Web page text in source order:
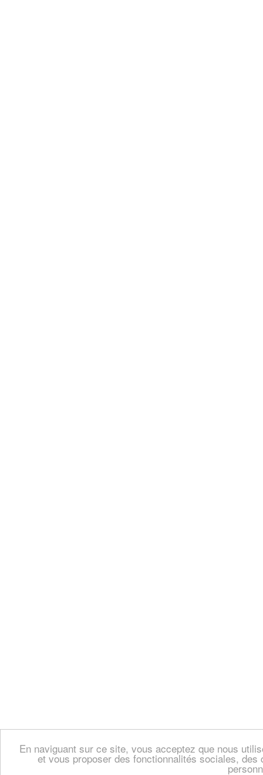
En naviguant sur ce site, vous acceptez que nous
et vous proposer des fonctionnalités sociales,